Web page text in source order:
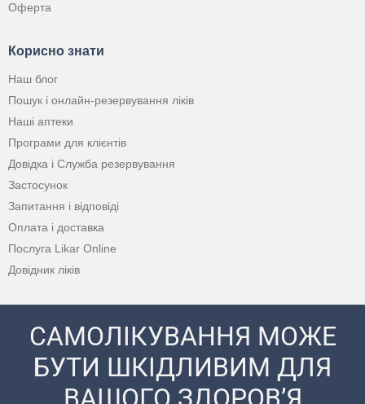
Оферта
Корисно знати
Наш блог
Пошук і онлайн-резервування ліків
Наші аптеки
Програми для клієнтів
Довідка і Служба резервування
Застосунок
Запитання і відповіді
Оплата і доставка
Послуга Likar Online
Довідник ліків
САМОЛІКУВАННЯ МОЖЕ
БУТИ ШКІДЛИВИМ ДЛЯ